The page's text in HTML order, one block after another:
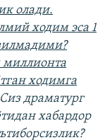
олади.
ходим эса 1
миллионта
ходимга
Сиз драматург
хабардор